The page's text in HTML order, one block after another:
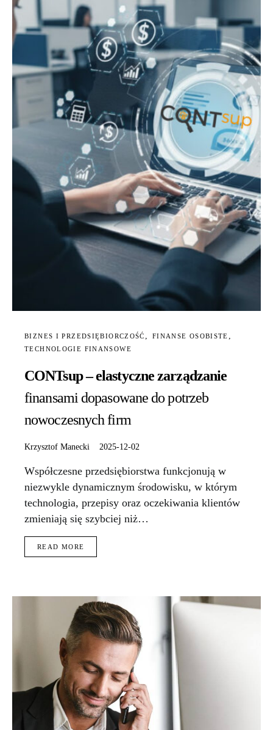
BIZNES I PRZEDSIĘBIORCZOŚĆ
FINANSE OSOBISTE
TECHNOLOGIE FINANSOWE
CONTsup – elastyczne zarządzanie
finansami dopasowane do potrzeb
nowoczesnych firm
Krzysztof Manecki 2025-12-02
Współczesne przedsiębiorstwa funkcjonują w
niezwykle dynamicznym środowisku, w którym
technologia, przepisy oraz oczekiwania klientów
zmieniają się szybciej niż…
READ MORE